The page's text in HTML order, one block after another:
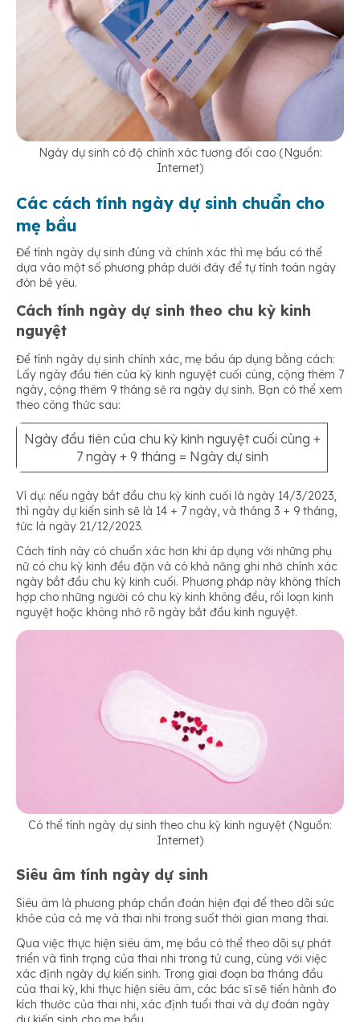
Ngày dự sinh có độ chính xác tương đối cao (Nguồn:
Internet)
Các cách tính ngày dự sinh chuẩn cho
mẹ bầu
Để tính ngày dự sinh đúng và chính xác thì mẹ bầu có thể
dựa vào một số phương pháp dưới đây để tự tính toán ngày
đón bé yêu.
Cách tính ngày dự sinh theo chu kỳ kinh
nguyệt
Để tính ngày dự sinh chính xác, mẹ bầu áp dụng bằng cách:
Lấy ngày đầu tiên của kỳ kinh nguyệt cuối cùng, cộng thêm 7
ngày, cộng thêm 9 tháng sẽ ra ngày dự sinh. Bạn có thể xem
theo công thức sau:
Ngày đầu tiên của chu kỳ kinh nguyệt cuối cùng +
7 ngày + 9 tháng = Ngày dự sinh
Ví dụ: nếu ngày bắt đầu chu kỳ kinh cuối là ngày 14/3/2023,
thì ngày dự kiến sinh sẽ là 14 + 7 ngày, và tháng 3 + 9 tháng,
tức là ngày 21/12/2023.
Cách tính này có chuẩn xác hơn khi áp dụng với những phụ
nữ có chu kỳ kinh đều đặn và có khả năng ghi nhớ chính xác
ngày bắt đầu chu kỳ kinh cuối. Phương pháp này không thích
hợp cho những người có chu kỳ kinh không đều, rối loạn kinh
nguyệt hoặc không nhớ rõ ngày bắt đầu kinh nguyệt.
Có thể tính ngày dự sinh theo chu kỳ kinh nguyệt (Nguồn:
Internet)
Siêu âm tính ngày dự sinh
Siêu âm là phương pháp chẩn đoán hiện đại để theo dõi sức
khỏe của cả mẹ và thai nhi trong suốt thời gian mang thai.
Qua việc thực hiện siêu âm, mẹ bầu có thể theo dõi sự phát
triển và tình trạng của thai nhi trong tử cung, cùng với việc
xác định ngày dự kiến sinh. Trong giai đoạn ba tháng đầu
của thai kỳ, khi thực hiện siêu âm, các bác sĩ sẽ tiến hành đo
kích thước của thai nhi, xác định tuổi thai và dự đoán ngày